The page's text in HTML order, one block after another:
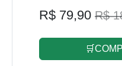
R$ 79,90 R$